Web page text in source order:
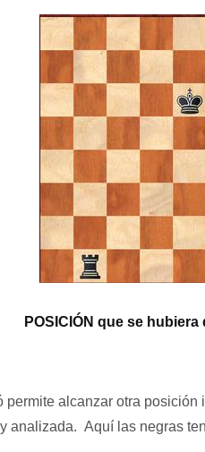
POSICIÓN que se
alcanzar otra
analizada. Aquí las negras